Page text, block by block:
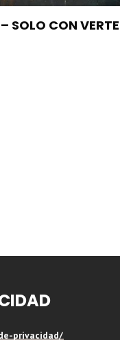
SOLO CON VERTE
privacidad/